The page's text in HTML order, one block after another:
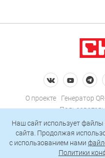
О проекте Генератор
Политика
Наш сайт использует
сайта. Продолжая
c использованием нами
Политики